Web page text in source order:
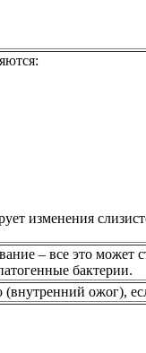
изменения
– все это
бактерии.
ожог),